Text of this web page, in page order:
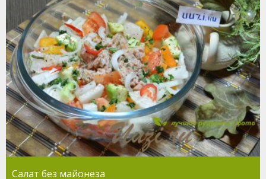
Салат без майонеза